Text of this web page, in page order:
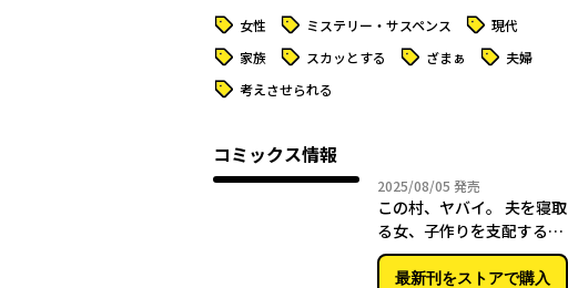
タグ 女性 タグ ミステリー・サスペンス タグ 現代
タグ 家族 タグ スカッとする タグ ざまぁ タグ 夫婦
タグ 考えさせられる
コミックス情報
2025/08/05 2025年08月05日
発売
この村、ヤバイ。 夫を寝取
る女、子作りを支配する親
族、全員に天罰を
最新刊をストアで購入